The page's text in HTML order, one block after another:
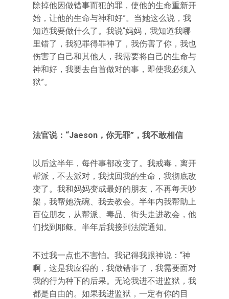
除掉他因做错事而犯的罪，使他的生命重新开
始，让他的生命与神和好”。当她这么说，我
知道我要做什么了。我说“妈妈，我知道我哪
里错了，我犯罪得罪神了，我伤害了你，我也
伤害了自己和其他人，我需要将自己的生命与
神和好，我要去自首做对的事，即使我必须入
狱”。
法官说：“Jaeson，你无罪”，我不敢相信
以后这半年，每件事都改变了。我戒毒，离开
帮派，不去派对，我找回我的生命，我彻底改
变了。我和妈妈变成最好的朋友，不再每天吵
架，我帮她洗碗、我去教会。半年内我帮助上
百位朋友，从帮派、毒品、街头走进教会，他
们找到耶稣。半年后我接到法院通知。
不过我一点也不害怕。我记得我跟神说：“神
啊，这是我应得的，我做错事了，我需要面对
我的行为种下的后果。无论我进不进监狱，我
都是自由的。如果我进监狱，一定有你的目